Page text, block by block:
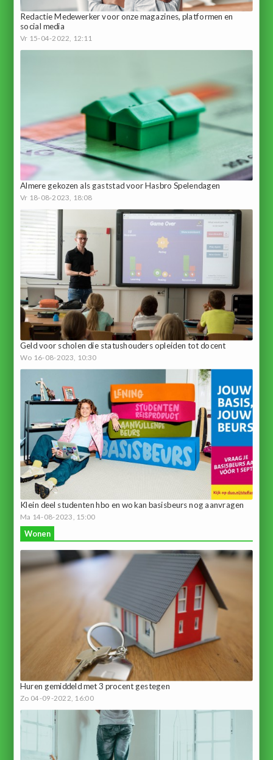
Redactie Medewerker voor onze magazines, platformen en
social media
Vr 15-04-2022, 12:11
Almere gekozen als gaststad voor Hasbro Spelendagen
Vr 18-08-2023, 18:08
Geld voor scholen die statushouders opleiden tot docent
Wo 16-08-2023, 10:30
Klein deel studenten hbo en wo kan basisbeurs nog aanvragen
Ma 14-08-2023, 15:00
Wonen
Huren gemiddeld met 3 procent gestegen
Zo 04-09-2022, 16:00